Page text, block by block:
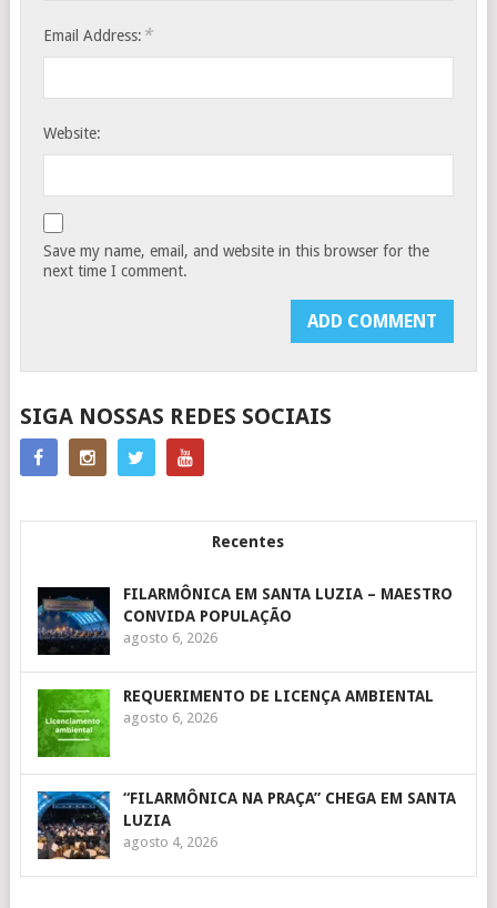
Email Address: *
Website:
Save my name, email, and website in this browser for the
next time I comment.
SIGA NOSSAS REDES SOCIAIS
Recentes
FILARMÔNICA EM SANTA LUZIA – MAESTRO
CONVIDA POPULAÇÃO
agosto 6, 2026
REQUERIMENTO DE LICENÇA AMBIENTAL
agosto 6, 2026
“FILARMÔNICA NA PRAÇA” CHEGA EM SANTA
LUZIA
agosto 4, 2026